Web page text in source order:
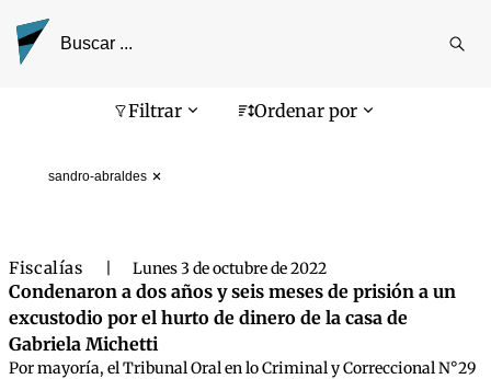
Filtrar Ordenar por
sandro-abraldes
Pantalla de búsqueda
Fiscalías Lunes 3 de octubre de 2022
Condenaron a dos años y seis meses de prisión a un
excustodio por el hurto de dinero de la casa de
Gabriela Michetti
Por mayoría, el Tribunal Oral en lo Criminal y Correccional N°29